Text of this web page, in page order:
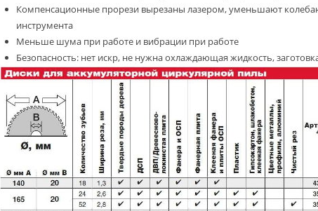
Компенсационные прорези вырезаны лазером, уменьшают
инструмента
Меньше шума при работе и вибрации при работе
Безопасность: нет искр, не нужна охлаждающая жидкость,